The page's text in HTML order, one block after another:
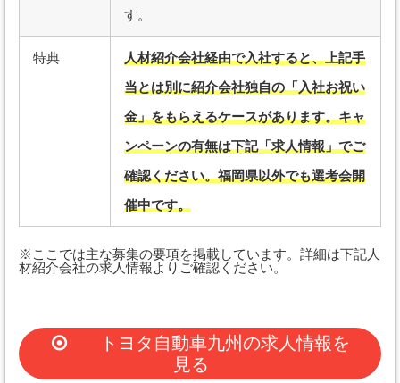
す。
特典
人材紹介会社経由で入社すると、上記手
当とは別に紹介会社独自の「入社お祝い
金」をもらえるケースがあります。キャ
ンペーンの有無は下記「求人情報」でご
確認ください。福岡県以外でも選考会開
催中です。
※ここでは主な募集の要項を掲載しています。詳細は下記人
材紹介会社の求人情報よりご確認ください。
トヨタ自動車九州の求人情報を
見る